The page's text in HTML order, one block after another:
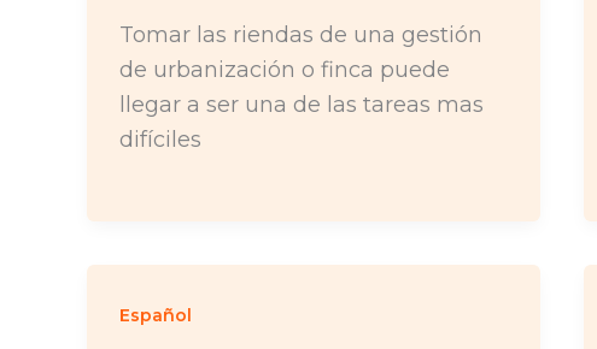
Tomar las riendas de una gestión
de urbanización o finca puede
llegar a ser una de las tareas mas
difíciles
Español